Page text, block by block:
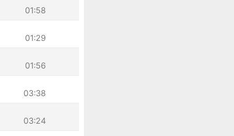
01:58
01:29
01:56
03:38
03:24